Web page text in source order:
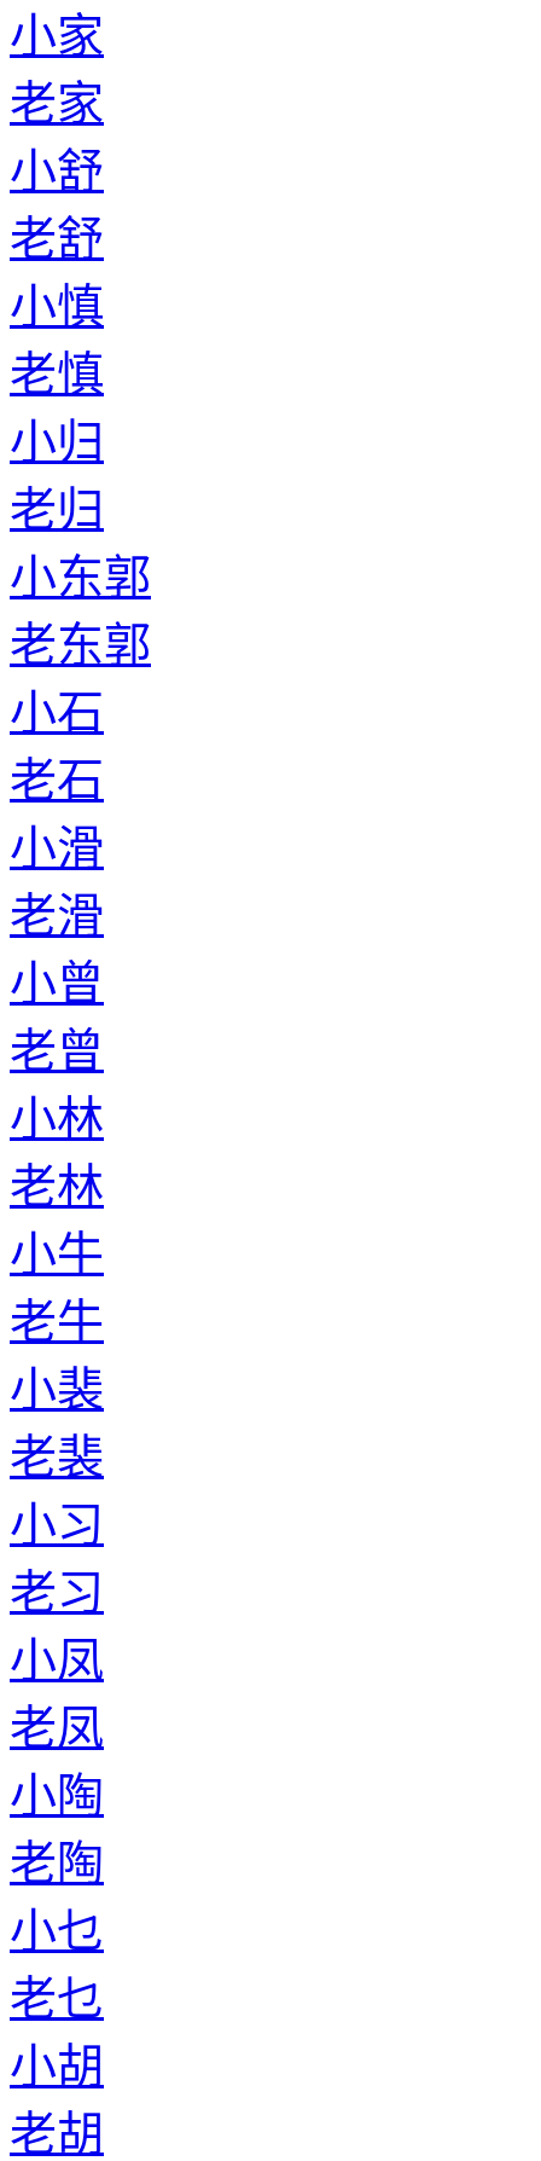
小家
老家
小舒
老舒
小慎
老慎
小归
老归
小东郭
老东郭
小石
老石
小滑
老滑
小曾
老曾
小林
老林
小牛
老牛
小裴
老裴
小习
老习
小凤
老凤
小陶
老陶
小乜
老乜
小胡
老胡